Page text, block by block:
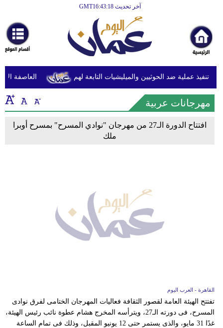
آخر تحديث GMT16:43:18
أخبارعاجلة
رياضة
ثقافة
إقتصاد
فن
تعليم
العاصفة تنفيذ عملية ضد الحوثيين والميليشيات التابعة لهم
مهرجانات عربية
افتتاح الدورة الـ27 من مهرجان "نوادي المسرح" بمسرح أوبرا
ملك
القاهرة - العرب اليوم
تفتتح الهيئة العامة لقصور الثقافة فعاليات المهرجان الختامى لفرق نوادى
المسرح، فى دورته الـ27، ويترأسه المخرج هشام عطوة نائب رئيس الهيئة،
غدًا 31 مايو، والذى يستمر حتى 12 يونيو المقبل، وذلك فى تمام الساعة